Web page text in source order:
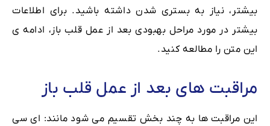
بیشتر، نیاز به بستری شدن داشته باشید. برای اطلاعات
بیشتر در مورد مراحل بهبودی بعد از عمل قلب باز، ادامه ی
این متن را مطالعه کنید.
مراقبت های بعد از عمل قلب باز
این مراقبت ها به چند بخش تقسیم می شود مانند: ای سی